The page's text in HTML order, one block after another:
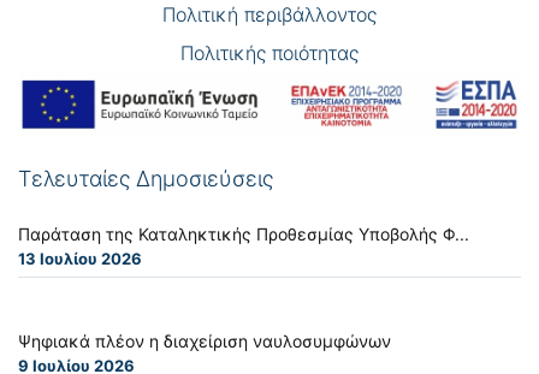
Πολιτική περιβάλλοντος
Πολιτικής ποιότητας
Τελευταίες Δημοσιεύσεις
Παράταση της Καταληκτικής Προθεσμίας Υποβολής Φ...
13 Ιουλίου 2026
Ψηφιακά πλέον η διαχείριση ναυλοσυμφώνων
9 Ιουλίου 2026